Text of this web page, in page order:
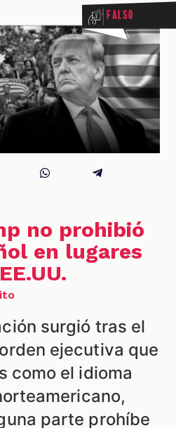
Falso
no prohibió
en lugares
surgió tras el
ejecutiva que
como el idioma
parte prohíbe